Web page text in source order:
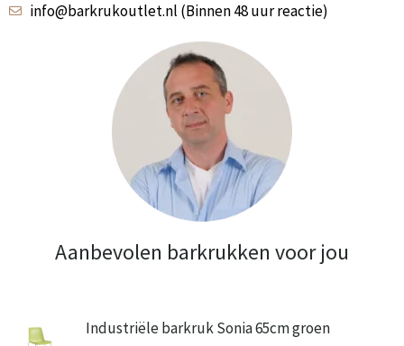
info@barkrukoutlet.nl (Binnen 48 uur reactie)
Aanbevolen barkrukken voor jou
Industriële barkruk Sonia 65cm groen